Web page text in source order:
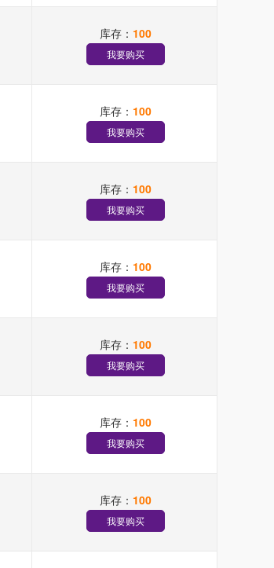
库存： 100
我要购买
库存： 100
我要购买
库存： 100
我要购买
库存： 100
我要购买
库存： 100
我要购买
库存： 100
我要购买
库存： 100
我要购买